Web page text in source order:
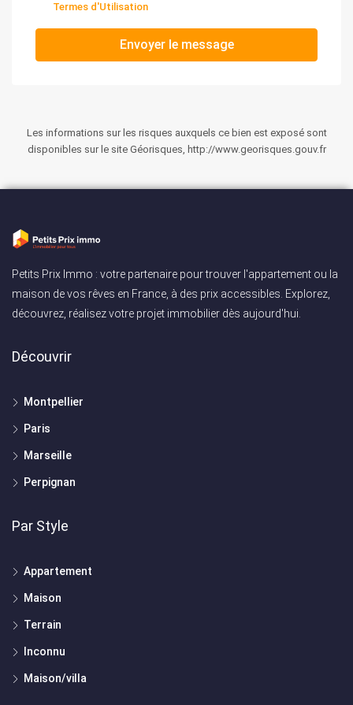
Termes d'Utilisation
Envoyer le message
Les informations sur les risques auxquels ce bien est exposé sont
disponibles sur le site Géorisques, http://www.georisques.gouv.fr
Petits Prix Immo : votre partenaire pour trouver l'appartement ou la
maison de vos rêves en France, à des prix accessibles. Explorez,
découvrez, réalisez votre projet immobilier dès aujourd'hui.
Découvrir
Montpellier
Paris
Marseille
Perpignan
Par Style
Appartement
Maison
Terrain
Inconnu
Maison/villa